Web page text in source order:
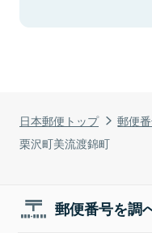
日本郵便トップ 郵便
栗沢町美流渡錦町
郵便番号を調